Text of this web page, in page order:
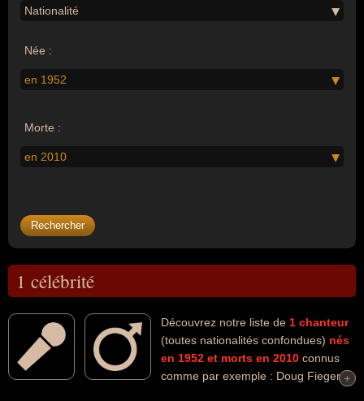
Nationalité
Née :
en 1952
Morte :
en 2010
1 célébrité
Découvrez notre liste de 1 chanteur
(toutes nationalités confondues) nés
en 1952 et morts en 2010 connus
comme par exemple : Doug Fieger...
+
+